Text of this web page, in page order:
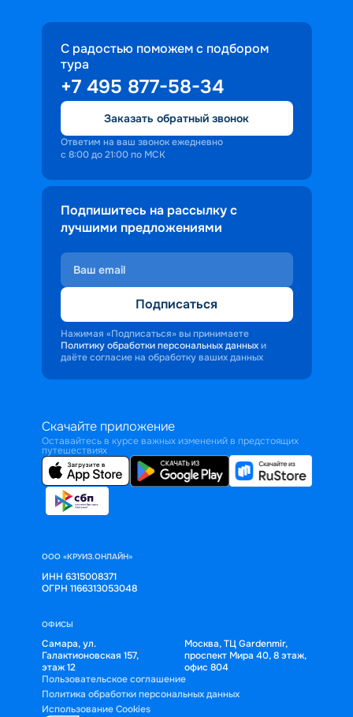
С радостью поможем с подбором
тура
+7 495 877-58-34
Заказать обратный звонок
Ответим на ваш звонок ежедневно
с 8:00 до 21:00 по МСК
Подпишитесь на рассылку с
лучшими предложениями
Подписаться
Нажимая «Подписаться» вы принимаете
Политику обработки персональных данных и
даёте согласие на обработку ваших данных
Скачайте приложение
Оставайтесь в курсе важных изменений в предстоящих
путешествиях
ООО «КРУИЗ.ОНЛАЙН»
ИНН 6315008371
ОГРН 1166313053048
ОФИСЫ
Самара, ул.
Галактионовская 157,
этаж 12
Москва, ТЦ Gardenmir,
проспект Мира 40, 8 этаж,
офис 804
Пользовательское соглашение
Политика обработки персональных данных
Использование Cookies